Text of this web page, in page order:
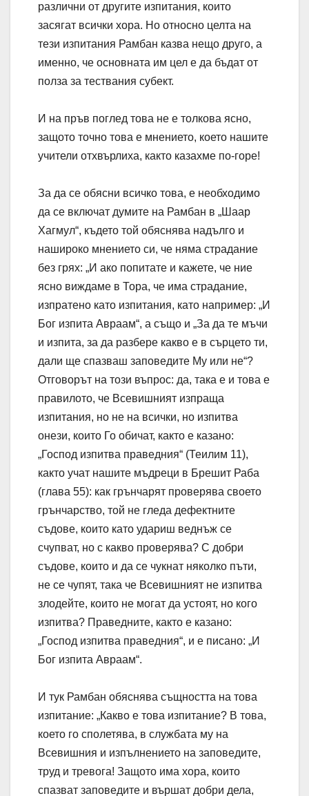
различни от другите изпитания, които
засягат всички хора. Но относно целта на
тези изпитания Рамбан казва нещо друго, а
именно, че основната им цел е да бъдат от
полза за тествания субект.
И на пръв поглед това не е толкова ясно,
защото точно това е мнението, което нашите
учители отхвърлиха, както казахме по-горе!
За да се обясни всичко това, е необходимо
да се включат думите на Рамбан в „Шаар
Хагмул“, където той обяснява надълго и
нашироко мнението си, че няма страдание
без грях: „И ако попитате и кажете, че ние
ясно виждаме в Тора, че има страдание,
изпратено като изпитания, като например: „И
Бог изпита Авраам“, а също и „За да те мъчи
и изпита, за да разбере какво е в сърцето ти,
дали ще спазваш заповедите Му или не“?
Отговорът на този въпрос: да, така е и това е
правилото, че Всевишният изпраща
изпитания, но не на всички, но изпитва
онези, които Го обичат, както е казано:
„Господ изпитва праведния“ (Теилим 11),
както учат нашите мъдреци в Брешит Раба
(глава 55): как грънчарят проверява своето
грънчарство, той не гледа дефектните
съдове, които като удариш веднъж се
счупват, но с какво проверява? С добри
съдове, които и да се чукнат няколко пъти,
не се чупят, така че Всевишният не изпитва
злодейте, които не могат да устоят, но кого
изпитва? Праведните, както е казано:
„Господ изпитва праведния“, и е писано: „И
Бог изпита Авраам“.
И тук Рамбан обяснява същността на това
изпитание: „Какво е това изпитание? В това,
което го сполетява, в службата му на
Всевишния и изпълнението на заповедите,
труд и тревога! Защото има хора, които
спазват заповедите и вършат добри дела,